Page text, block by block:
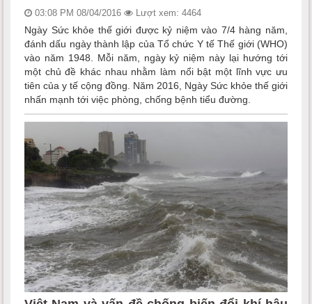
03:08 PM 08/04/2016 Lượt xem: 4464
Ngày Sức khỏe thế giới được kỷ niệm vào 7/4 hàng năm,
đánh dấu ngày thành lập của Tổ chức Y tế Thế giới (WHO)
vào năm 1948. Mỗi năm, ngày kỷ niệm này lại hướng tới
một chủ đề khác nhau nhằm làm nổi bật một lĩnh vực ưu
tiên của y tế cộng đồng. Năm 2016, Ngày Sức khỏe thế giới
nhấn mạnh tới việc phòng, chống bệnh tiểu đường.